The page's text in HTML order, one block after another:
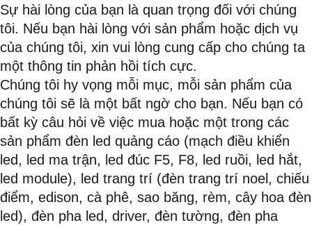
Sự hài lòng của bạn là quan trọng đối với chúng
tôi. Nếu bạn hài lòng với sản phẩm hoặc dịch vụ
của chúng tôi, xin vui lòng cung cấp cho chúng ta
một thông tin phản hồi tích cực.
Chúng tôi hy vọng mỗi mục, mỗi sản phẩm của
chúng tôi sẽ là một bất ngờ cho bạn. Nếu bạn có
bất kỳ câu hỏi về việc mua hoặc một trong các
sản phẩm đèn led quảng cáo (mạch điều khiển
led, led ma trận, led đúc F5, F8, led ruồi, led hắt,
led module), led trang trí (đèn trang trí noel, chiếu
điểm, edison, cà phê, sao băng, rèm, cây hoa đèn
led), đèn pha led, driver, đèn tường, đèn pha